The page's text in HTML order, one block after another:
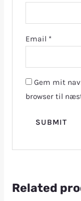
Email *
Gem mit
browser til
Related